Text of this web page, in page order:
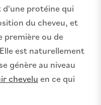
d'une protéine qui
du cheveu, et
première ou de
est naturellement
génère au niveau
chevelu en ce qui